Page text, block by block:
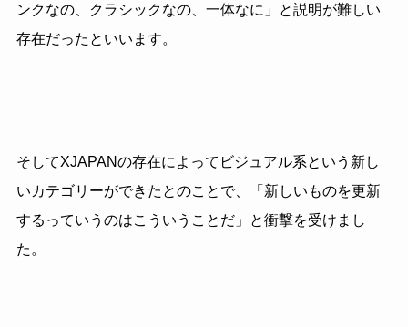
ンクなの、クラシックなの、一体なに」と説明が難しい
存在だったといいます。
そしてXJAPANの存在によってビジュアル系という新し
いカテゴリーができたとのことで、「新しいものを更新
するっていうのはこういうことだ」と衝撃を受けまし
た。